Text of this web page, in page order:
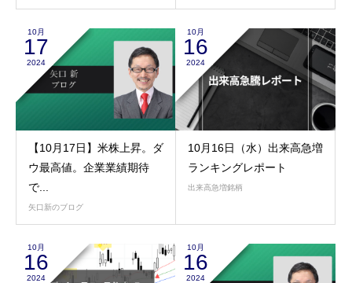
10月
17
2024
【10月17日】米株上昇。ダ
ウ最高値。企業業績期待
で...
矢口新のブログ
10月
16
2024
10月16日（水）出来高急増
ランキングレポート
出来高急増銘柄
10月
16
2024
10月
16
2024